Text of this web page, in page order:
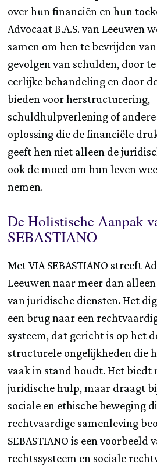
over hun financiën en hun
Advocaat B.A.S. van Leeuwen
samen om hen te bevrijden
gevolgen van schulden, door
eerlijke behandeling en door
bieden voor herstructurering,
schuldhulpverlening of
oplossing die de financiële
geeft hen niet alleen de
ook de moed om hun leven
nemen.
De Holistische Aanpak
SEBASTIANO
Met VIA SEBASTIANO streeft
Leeuwen naar meer dan
van juridische diensten. Het
een brug naar een
systeem, dat gericht is op het
structurele ongelijkheden die
vaak in stand houdt. Het biedt
juridische hulp, maar draagt
sociale en ethische beweging
rechtvaardige samenleving
SEBASTIANO is een voorbeeld
rechtssysteem en sociale